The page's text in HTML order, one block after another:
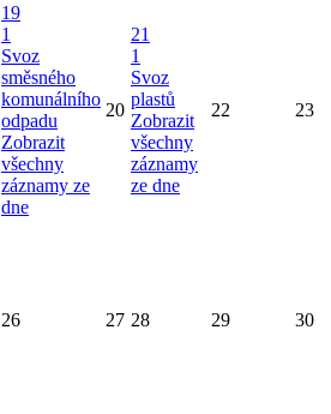
19
1
Svoz
směsného
komunálního
odpadu
Zobrazit
všechny
záznamy ze
dne
20
21
1
Svoz
plastů
Zobrazit
všechny
záznamy
ze dne
22 23
26 27 28 29 30